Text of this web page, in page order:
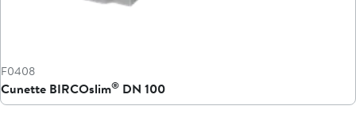
F0408
Cunette BIRCOslim® DN 100